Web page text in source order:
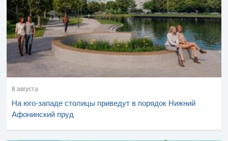
8 августа
На юго-западе столицы приведут в порядок Нижний
Афонинский пруд